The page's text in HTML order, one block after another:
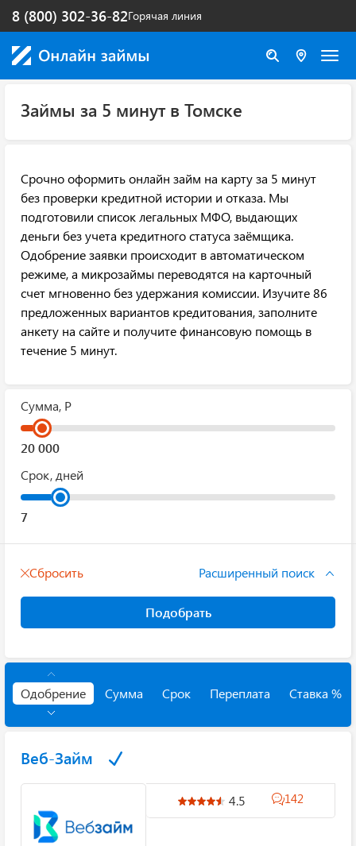
Горячая линия
8 (800) 302-36-82
Займы за 5 минут в Томске
Срочно оформить онлайн займ на карту за 5 минут
без проверки кредитной истории и отказа. Мы
подготовили список легальных МФО, выдающих
деньги без учета кредитного статуса заёмщика.
Одобрение заявки происходит в автоматическом
режиме, а микрозаймы переводятся на карточный
счет мгновенно без удержания комиссии. Изучите 86
предложенных вариантов кредитования, заполните
анкету на сайте и получите финансовую помощь в
течение 5 минут.
Сумма, Р
Срок, дней
Сбросить Расширенный поиск
Подобрать
Одобрение Сумма Срок Переплата Ставка %
Веб-Займ
4.5 142